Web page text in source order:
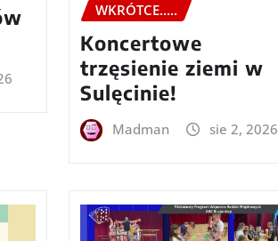
WKRÓTCE.....
Koncertowe
trzęsienie ziemi w
Sulęcinie!
Madman sie 2, 2026